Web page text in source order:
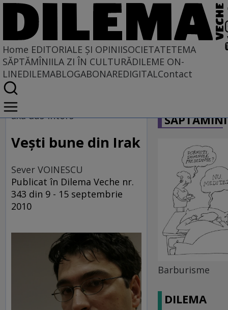
Home EDITORIALE ȘI OPINIISOCIETATETEMA
SĂPTĂMÎNIILA ZI ÎN CULTURĂDILEME ON-
LINEDILEMABLOGABONAREDIGITALContact
Home
EDITORIALE ȘI OPINII
axa dus-întors
Vești bune din Irak
Sever VOINESCU
Publicat în Dilema Veche nr.
343 din 9 - 15 septembrie
2010
Barburisme
DILEMA